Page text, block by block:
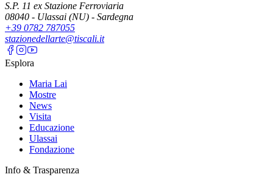
S.P. 11 ex Stazione Ferroviaria
08040 - Ulassai (NU) - Sardegna
+39 0782 787055
stazionedellarte@tiscali.it
Esplora
Maria Lai
Mostre
News
Visita
Educazione
Ulassai
Fondazione
Info & Trasparenza